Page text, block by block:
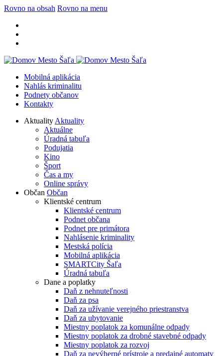
Rovno na obsah Rovno na menu
Mobilná aplikácia
Nahlás kriminalitu
Podnety občanov
Kontakty
Aktuality Aktuality
Aktuálne
Úradná tabuľa
Podujatia
Kino
Šport
Čas a my
Online správy
Občan Občan
Klientské centrum
Klientské centrum
Podnet občana
Podnet pre primátora
Nahlásenie kriminality
Mestská polícia
Mobilná aplikácia
SMARTCity Šaľa
Úradná tabuľa
Dane a poplatky
Daň z nehnuteľnosti
Daň za psa
Daň za užívanie verejného priestranstva
Daň za ubytovanie
Miestny poplatok za komunálne odpady
Miestny poplatok za drobné stavebné odpady
Miestny poplatok za rozvoj
Daň za nevýherné prístroje a predajné automaty